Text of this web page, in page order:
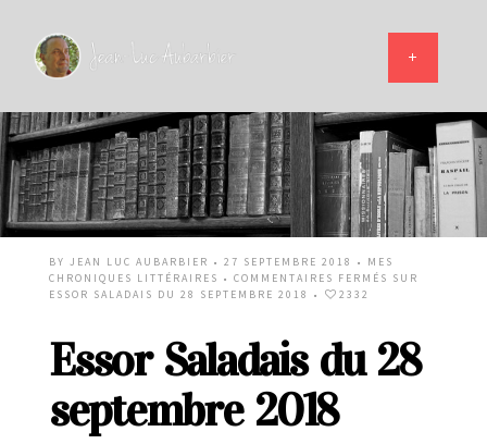
BY JEAN LUC AUBARBIER • 27 SEPTEMBRE 2018 • MES
CHRONIQUES LITTÉRAIRES • COMMENTAIRES FERMÉS SUR
ESSOR SALADAIS DU 28 SEPTEMBRE 2018
• 2332
Essor Saladais du 28
septembre 2018